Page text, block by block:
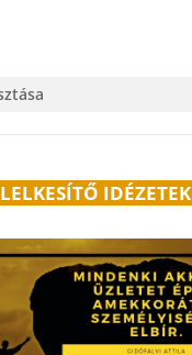
LELKESÍTŐ IDÉZETEK